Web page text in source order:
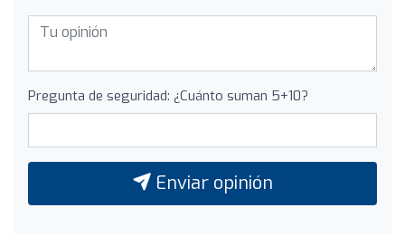
Pregunta de seguridad: ¿Cuánto suman 5+10?
Enviar opinión